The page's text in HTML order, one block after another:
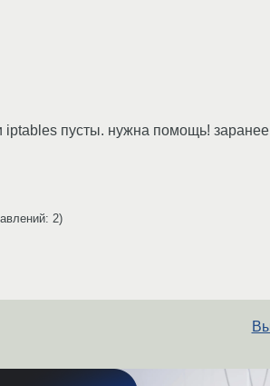
iptables пусты. нужна помощь!
2)